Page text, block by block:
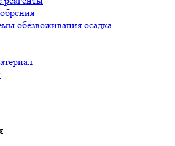
обезвоживания осадка